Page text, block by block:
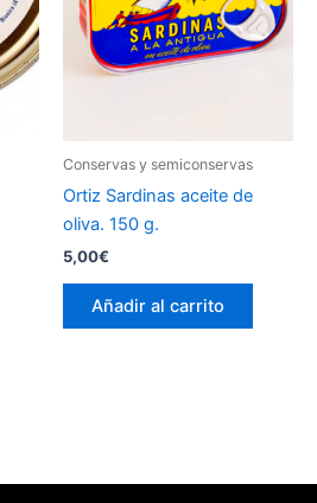
Conservas y semiconservas
Ortiz Sardinas aceite de
oliva. 150 g.
5,00€
Añadir al carrito